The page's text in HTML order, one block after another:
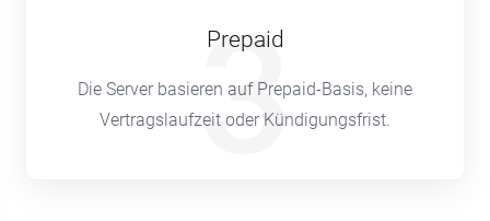
3
Prepaid
Die Server basieren auf Prepaid-Basis, keine
Vertragslaufzeit oder Kündigungsfrist.